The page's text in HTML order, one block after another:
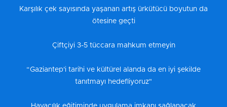
Karşılık çek sayısında yaşanan artış ürkütücü boyutun da
ötesine geçti
Çiftçiyi 3-5 tüccara mahkum etmeyin
“Gaziantep'i tarihi ve kültürel alanda da en iyi şekilde
tanıtmayı hedefliyoruz"